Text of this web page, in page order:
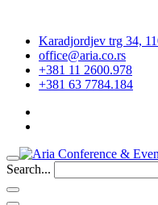
Karadjordjev trg 34,
office@aria.co.rs
+381 11 2600.978
+381 63 7784.184
Search...